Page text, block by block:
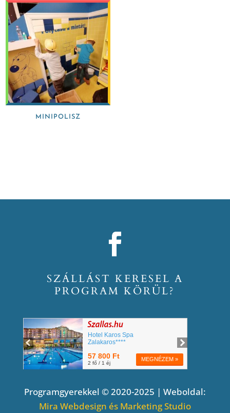
MINIPOLISZ
SZÁLLÁST KERESEL A
PROGRAM KÖRÜL?
Programgyerekkel © 2020-2025 | Weboldal:
Mira Webdesign és Marketing Studio